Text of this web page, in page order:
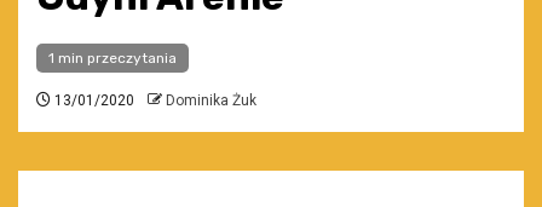
1 min przeczytania
13/01/2020 Dominika Żuk